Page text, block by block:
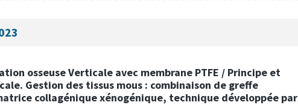
osseuse Verticale avec membrane PTFE / Principe et
Gestion des tissus mous : combinaison de greffe
collagénique xénogénique, technique développée par